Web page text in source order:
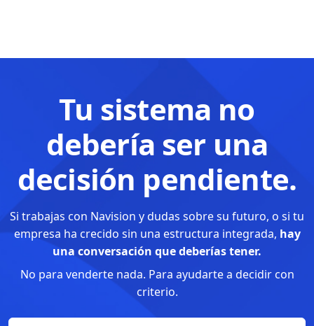
Tu sistema no
debería ser una
decisión pendiente.
Si trabajas con Navision y dudas sobre su futuro, o si tu
empresa ha crecido sin una estructura integrada, hay
una conversación que deberías tener.
No para venderte nada. Para ayudarte a decidir con
criterio.